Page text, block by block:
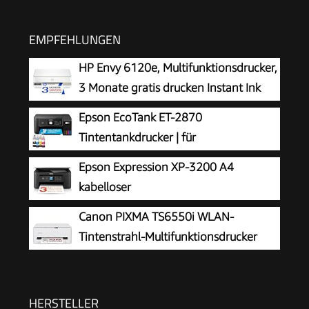
EMPFEHLUNGEN
HP Envy 6120e, Multifunktionsdrucker,
3 Monate gratis drucken Instant Ink
inklusive, Drucken, Kopieren, Scannen,
Mobiler Faxversand, Wi-Fi, Beidseitiger Druck
Epson EcoTank ET-2870
Tintentankdrucker | für
vielbeschäftigte Haushalte | WLAN | A4
| Drucken, Kopieren, Scannen | 3.7 cm LCD-
Display | inkl. Tinte für bis zu 3 Jahre
Epson Expression XP-3200 A4
kabelloser
Multifunktionstintenstrahldrucker
Canon PIXMA TS6550i WLAN-
Tintenstrahl-Multifunktionsdrucker
HERSTELLER